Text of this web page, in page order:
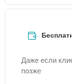
Даже если
позже